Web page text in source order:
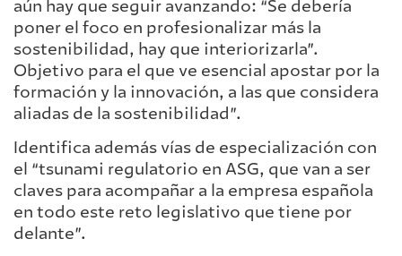
aún hay que seguir avanzando: “Se debería
poner el foco en profesionalizar más la
sostenibilidad, hay que interiorizarla”.
Objetivo para el que ve esencial apostar por la
formación y la innovación, a las que considera
aliadas de la sostenibilidad”.
Identifica además vías de especialización con
el “tsunami regulatorio en ASG, que van a ser
claves para acompañar a la empresa española
en todo este reto legislativo que tiene por
delante”.